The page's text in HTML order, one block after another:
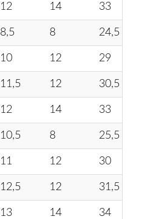
12 14 33
8,5 8 24,5
10 12 29
11,5 12 30,5
12 14 33
10,5 8 25,5
11 12 30
12,5 12 31,5
13 14 34